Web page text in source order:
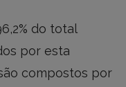
do total
por esta
compostos por